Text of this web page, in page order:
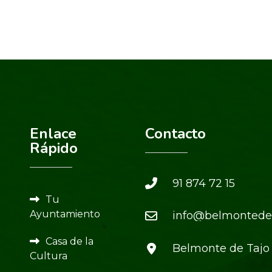
Enlace
Rápido
Tu
Ayuntamiento
Casa de la
Cultura
Contacto
91 874 72 15
Belmonte de Tajo